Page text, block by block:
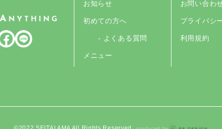
NYTHING
お知らせ
初めての方へ
- よくある質問
メニュー
お問い合わ
プライバシ
利用規約